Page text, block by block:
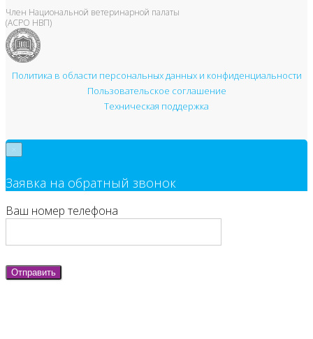
Член Национальной ветеринарной палаты
(АСРО НВП)
Политика в области персональных данных и конфиденциальности
Пользовательское соглашение
Техническая поддержка
Заявка на обратный звонок
Ваш номер телефона
Отправить